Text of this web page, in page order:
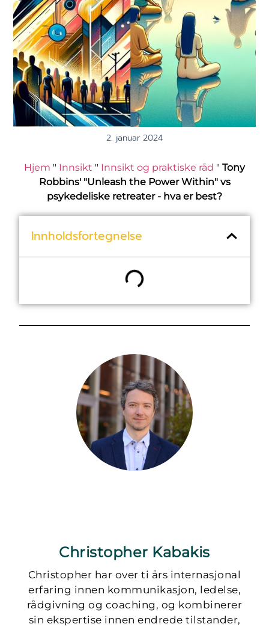
2. januar 2024
Hjem " Innsikt " Innsikt og praktiske råd " Tony
Robbins' "Unleash the Power Within" vs
psykedeliske retreater - hva er best?
Innholdsfortegnelse
Christopher Kabakis
Christopher har over ti års internasjonal
erfaring innen kommunikasjon, ledelse,
rådgivning og coaching, og kombinerer
sin ekspertise innen endrede tilstander,